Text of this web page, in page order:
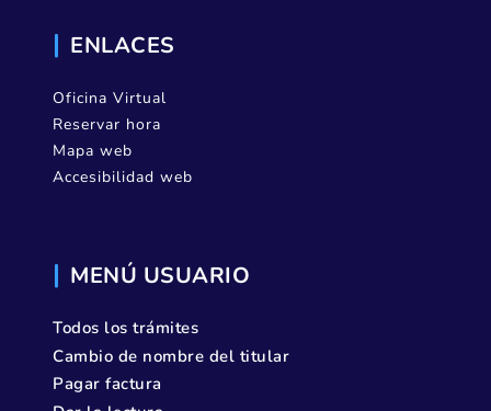
ENLACES
Oficina Virtual
Reservar hora
Mapa web
Accesibilidad web
MENÚ USUARIO
Todos los trámites
Cambio de nombre del titular
Pagar factura